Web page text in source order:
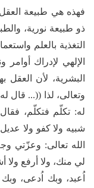
فهذه هي طبيعة العقل
ذو طبيعة نورية،
التغذية بالعلم
الإلهي لإدراك أوامر
البشرية، لأن العقل
وتعالى، لذا ((... قال
له: تكلّم فتكلّم،
شبيه ولا كفو ولا
الله تعالى: وعزّتي
لي منك، ولا أرفع
اُعبد، وبك اُدعى،